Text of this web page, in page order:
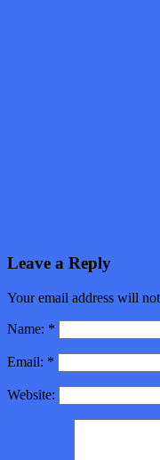
Leave a Reply
Your email address will
Name: *
Email: *
Website: